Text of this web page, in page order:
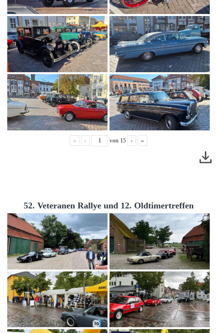
« ‹ von 15 › »
52. Veteranen Rallye und 12. Oldtimertreffen